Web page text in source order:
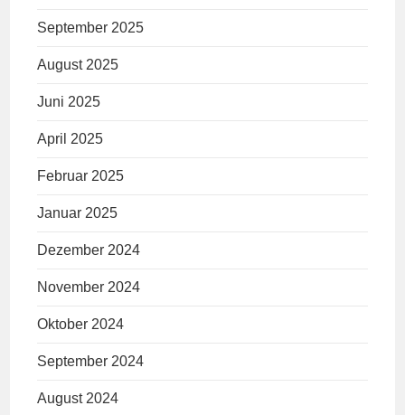
September 2025
August 2025
Juni 2025
April 2025
Februar 2025
Januar 2025
Dezember 2024
November 2024
Oktober 2024
September 2024
August 2024